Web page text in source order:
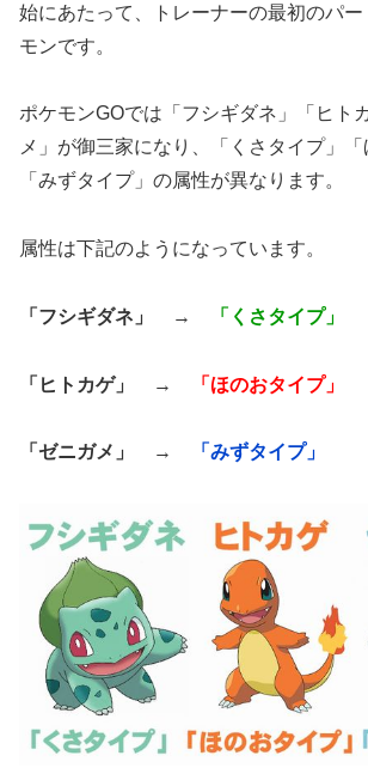
始にあたって、トレーナーの最初のパ
モンです。
ポケモンGOでは「フシギダネ」「ヒト
メ」が御三家になり、「くさタイプ」「
「みずタイプ」の属性が異なります。
属性は下記のようになっています。
「フシギダネ」 → 「くさタイプ」
「ヒトカゲ」 → 「ほのおタイプ」
「ゼニガメ」 → 「みずタイプ」